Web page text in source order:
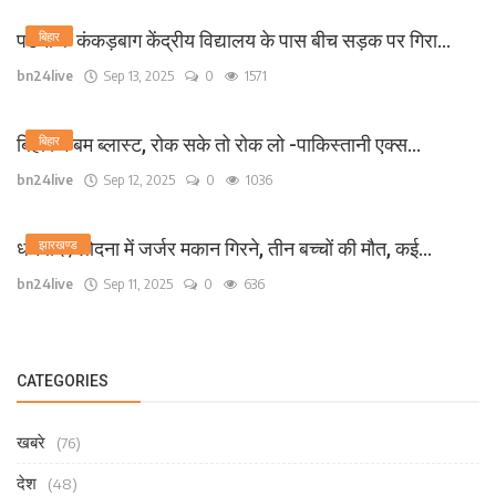
बिहार
पटना के कंकड़बाग केंद्रीय विद्यालय के पास बीच सड़क पर गिरा...
bn24live Sep 13, 2025 0 1571
बिहार
बिहार में बम ब्लास्ट, रोक सके तो रोक लो -पाकिस्तानी एक्स...
bn24live Sep 12, 2025 0 1036
झारखण्ड
धनबाद /लोदना में जर्जर मकान गिरने, तीन बच्चों की मौत, कई...
bn24live Sep 11, 2025 0 636
CATEGORIES
खबरे (76)
देश (48)